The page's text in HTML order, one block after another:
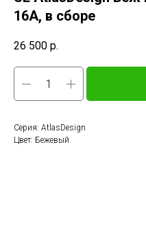
16А, в сборе
26 500 р.
Серия: AtlasDesign
Цвет: Бежевый